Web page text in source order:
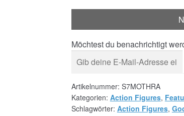
Möchtest du benachrichtigt
Artikelnummer: S7MOTHRA
Kategorien: Action Figures,
Schlagwörter: Action Figures,